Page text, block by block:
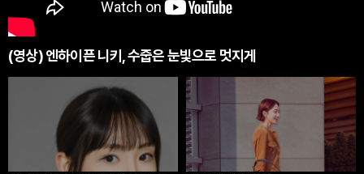
(영상) 엔하이픈 니키, 수줍은 눈빛으로 멋지게